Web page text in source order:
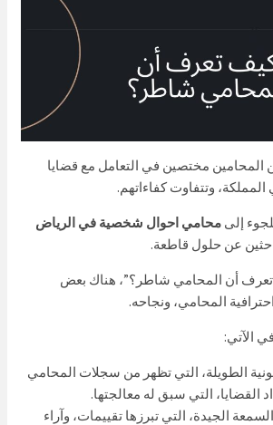
المحامين مختصين في التعامل مع قضايا
وتتفاوت كفاءاتهم.
إلىمحامي احوال شخصية في الرياض
عن حلول قاطعة.
تعرف أن المحامي شاطر؟”، هناك بعض
المحامي، ونجاحه.
الآتي:
الطويلة، التي تظهر من سجلات المحامي
القضايا، التي سبق له معالجتها.
الجيدة، التي تبرزها تقييمات، وآراء